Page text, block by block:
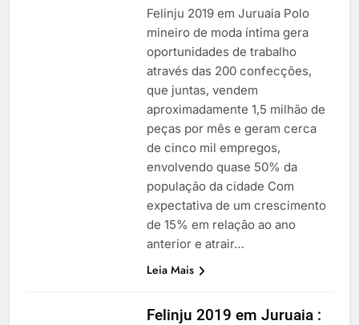
Felinju 2019 em Juruaia Polo
mineiro de moda íntima gera
oportunidades de trabalho
através das 200 confecções,
que juntas, vendem
aproximadamente 1,5 milhão de
peças por mês e geram cerca
de cinco mil empregos,
envolvendo quase 50% da
população da cidade Com
expectativa de um crescimento
de 15% em relação ao ano
anterior e atrair…
Leia Mais
Felinju 2019 em Juruaia :